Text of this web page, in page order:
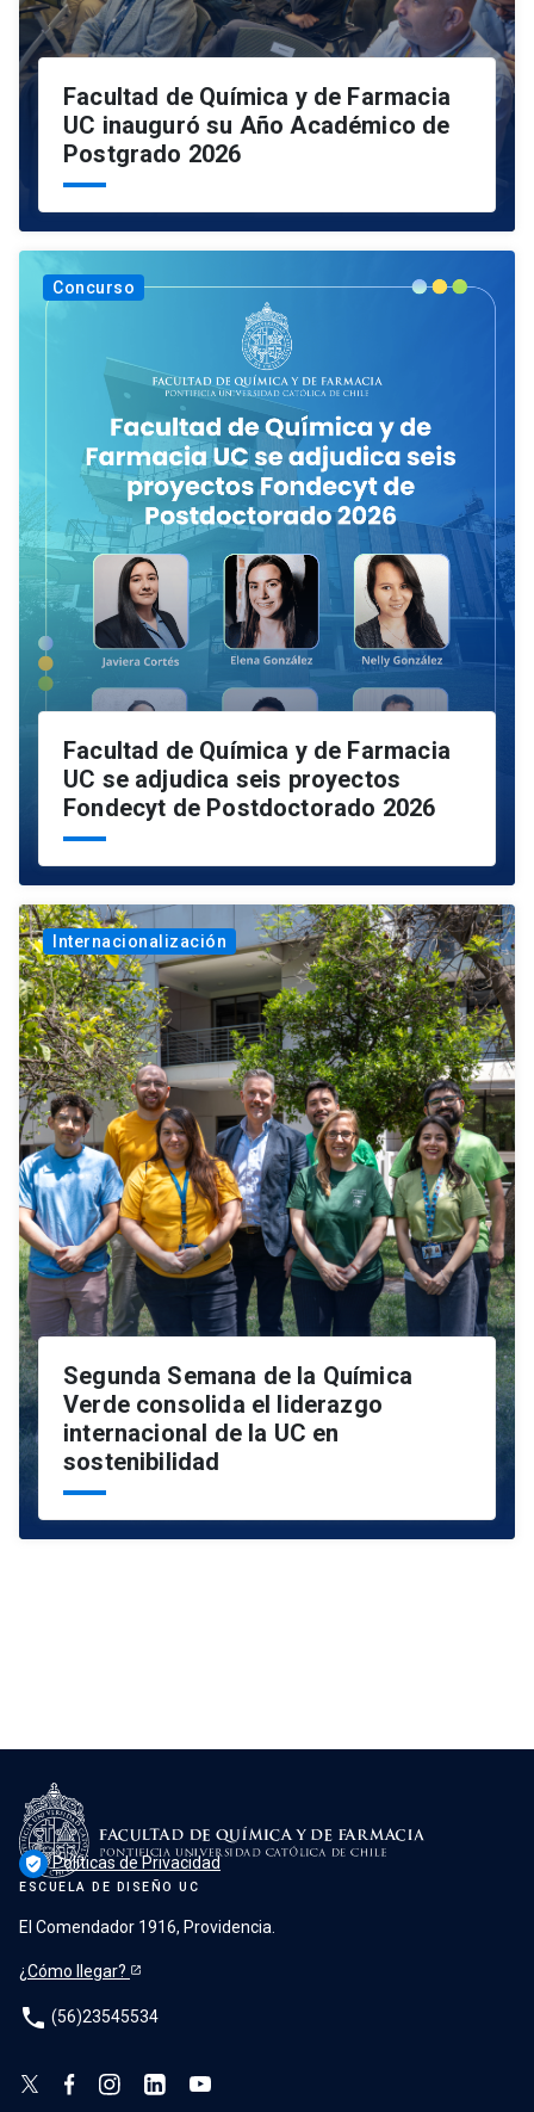
Facultad de Química y de Farmacia
UC inauguró su Año Académico de
Postgrado 2026
Concurso
Facultad de Química y de Farmacia
UC se adjudica seis proyectos
Fondecyt de Postdoctorado 2026
Internacionalización
Segunda Semana de la Química
Verde consolida el liderazgo
internacional de la UC en
sostenibilidad
verified_user Políticas de Privacidad
ESCUELA DE DISEÑO UC
El Comendador 1916, Providencia.
¿Cómo llegar?
phone (56)23545534